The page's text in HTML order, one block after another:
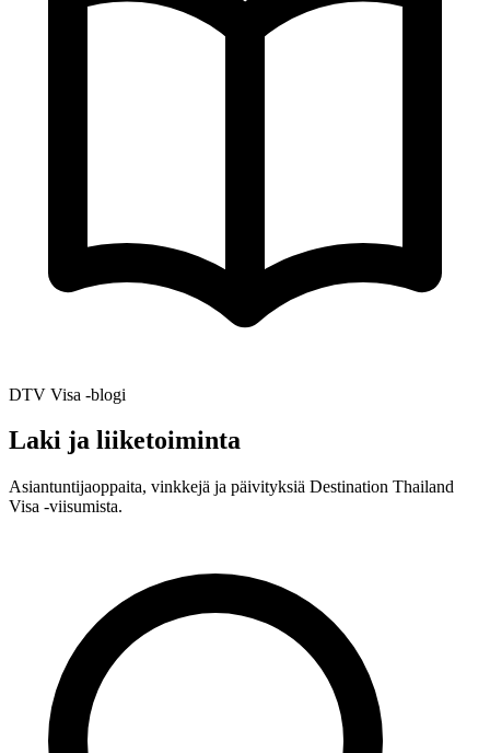
DTV Visa -blogi
Laki ja liiketoiminta
Asiantuntijaoppaita, vinkkejä ja päivityksiä Destination Thailand
Visa -viisumista.